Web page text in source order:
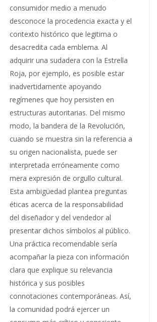
consumidor medio a menudo
desconoce la procedencia exacta y el
contexto histórico que legitima o
desacredita cada emblema. Al
adquirir una sudadera con la Estrella
Roja, por ejemplo, es posible estar
inadvertidamente apoyando
regímenes que hoy persisten en
estructuras autoritarias. Del mismo
modo, la bandera de la Revolución,
cuando se muestra sin la referencia a
su origen nacionalista, puede ser
interpretada erróneamente como
mera expresión de orgullo cultural.
Esta ambigüedad plantea preguntas
éticas acerca de la responsabilidad
del diseñador y del vendedor al
presentar dichos símbolos al público.
Una práctica recomendable sería
acompañar la pieza con información
clara que explique su relevancia
histórica y sus posibles
connotaciones contemporáneas. Así,
la comunidad podrá ejercer un